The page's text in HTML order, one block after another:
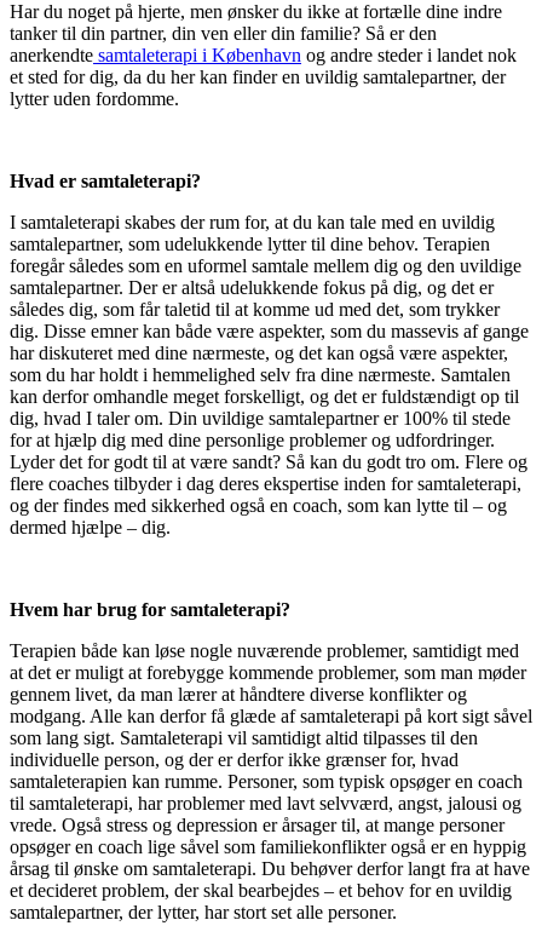
Har du noget på hjerte, men ønsker du ikke at fortælle dine indre
tanker til din partner, din ven eller din familie? Så er den
anerkendte samtaleterapi i København og andre steder i landet nok
et sted for dig, da du her kan finder en uvildig samtalepartner, der
lytter uden fordomme.
Hvad er samtaleterapi?
I samtaleterapi skabes der rum for, at du kan tale med en uvildig
samtalepartner, som udelukkende lytter til dine behov. Terapien
foregår således som en uformel samtale mellem dig og den uvildige
samtalepartner. Der er altså udelukkende fokus på dig, og det er
således dig, som får taletid til at komme ud med det, som trykker
dig. Disse emner kan både være aspekter, som du massevis af gange
har diskuteret med dine nærmeste, og det kan også være aspekter,
som du har holdt i hemmelighed selv fra dine nærmeste. Samtalen
kan derfor omhandle meget forskelligt, og det er fuldstændigt op til
dig, hvad I taler om. Din uvildige samtalepartner er 100% til stede
for at hjælp dig med dine personlige problemer og udfordringer.
Lyder det for godt til at være sandt? Så kan du godt tro om. Flere og
flere coaches tilbyder i dag deres ekspertise inden for samtaleterapi,
og der findes med sikkerhed også en coach, som kan lytte til – og
dermed hjælpe – dig.
Hvem har brug for samtaleterapi?
Terapien både kan løse nogle nuværende problemer, samtidigt med
at det er muligt at forebygge kommende problemer, som man møder
gennem livet, da man lærer at håndtere diverse konflikter og
modgang. Alle kan derfor få glæde af samtaleterapi på kort sigt såvel
som lang sigt. Samtaleterapi vil samtidigt altid tilpasses til den
individuelle person, og der er derfor ikke grænser for, hvad
samtaleterapien kan rumme. Personer, som typisk opsøger en coach
til samtaleterapi, har problemer med lavt selvværd, angst, jalousi og
vrede. Også stress og depression er årsager til, at mange personer
opsøger en coach lige såvel som familiekonflikter også er en hyppig
årsag til ønske om samtaleterapi. Du behøver derfor langt fra at have
et decideret problem, der skal bearbejdes – et behov for en uvildig
samtalepartner, der lytter, har stort set alle personer.